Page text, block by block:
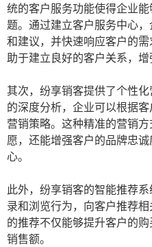
统的客户服务功能使得企业
题。通过建立客户服务中心
和建议，并快速响应客户的
助于建立良好的客户关系，增
其次，纷享销客提供了个性
的深度分析，企业可以根据
营销策略。这种精准的营销
愿，还能增强客户的品牌忠
心。
此外，纷享销客的智能推荐
录和浏览行为，向客户推荐
的推荐不仅能够提升客户的
销售额。